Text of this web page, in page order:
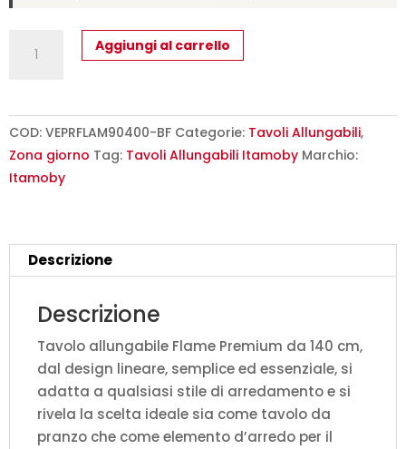
allungabile
Flame
Premium
bianco
antracite
quantità
Aggiungi al carrello
COD: VEPRFLAM90400-BF Categorie: Tavoli Allungabili,
Zona giorno Tag: Tavoli Allungabili Itamoby Marchio:
Itamoby
Descrizione
Descrizione
Tavolo allungabile Flame Premium da 140 cm,
dal design lineare, semplice ed essenziale, si
adatta a qualsiasi stile di arredamento e si
rivela la scelta ideale sia come tavolo da
pranzo che come elemento d’arredo per il